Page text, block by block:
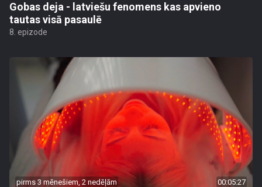
Gobas deja - latviešu fenomens kas apvieno
tautas visā pasaulē
8. epizode
pirms 3 mēnešiem, 2 nedēļām 00:05:27